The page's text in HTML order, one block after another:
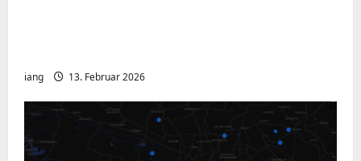
iang 13. Februar 2026